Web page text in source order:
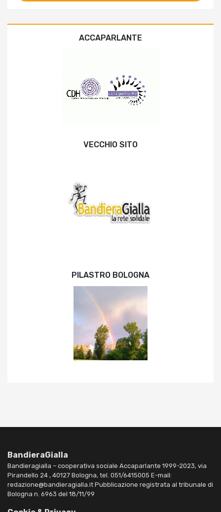
ACCAPARLANTE
VECCHIO SITO
PILASTRO BOLOGNA
BandieraGialla
Bandieragialla – cooperativa sociale Accaparlante 1999-2023, via
Pirandello 24 , 40127 Bologna, tel. 051/6415005 E-mail:
redazione@bandieragialla.it Pubblicazione registrata al tribunale di
Bologna n. 6963 del 18/11/99